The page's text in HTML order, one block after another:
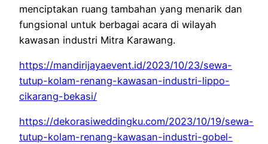
menciptakan ruang tambahan yang menarik dan
fungsional untuk berbagai acara di wilayah
kawasan industri Mitra Karawang.
https://mandirijayaevent.id/2023/10/23/sewa-
tutup-kolam-renang-kawasan-industri-lippo-
cikarang-bekasi/
https://dekorasiweddingku.com/2023/10/19/sewa-
tutup-kolam-renang-kawasan-industri-gobel-